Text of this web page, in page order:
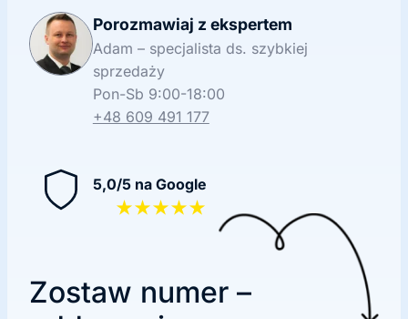
Porozmawiaj z ekspertem
Adam – specjalista ds. szybkiej
sprzedaży
Pon-Sb 9:00-18:00
+48 609 491 177
5,0/5 na Google
★★★★★
Zostaw numer –